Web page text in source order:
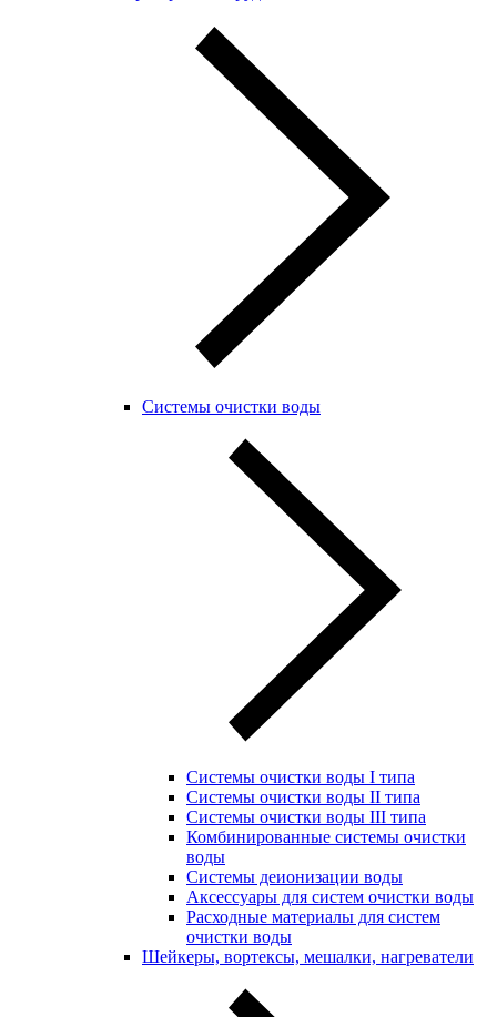
Системы очистки воды
Системы очистки воды I типа
Системы очистки воды II типа
Системы очистки воды III типа
Комбинированные системы очистки
воды
Системы деионизации воды
Аксессуары для систем очистки воды
Расходные материалы для систем
очистки воды
Шейкеры, вортексы, мешалки, нагреватели